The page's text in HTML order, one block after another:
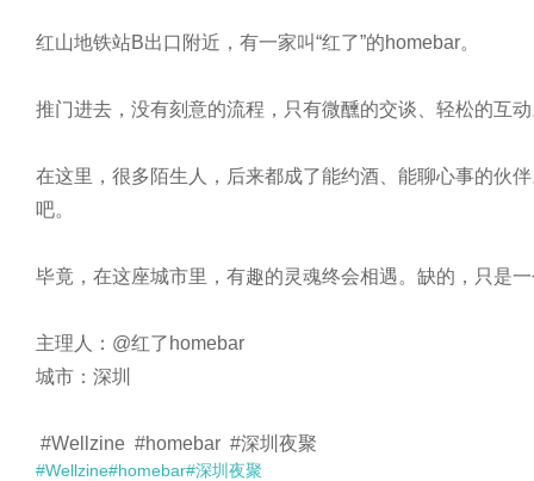
红山地铁站B出口附近，有一家叫“红了”的homebar。
推门进去，没有刻意的流程，只有微醺的交谈、轻松的互
在这里，很多陌生人，后来都成了能约酒、能聊心事的伙
吧。
毕竟，在这座城市里，有趣的灵魂终会相遇。缺的，只是
主理人：@红了homebar
城市：深圳
#Wellzine  #homebar  #深圳夜聚
#Wellzine#homebar#深圳夜聚